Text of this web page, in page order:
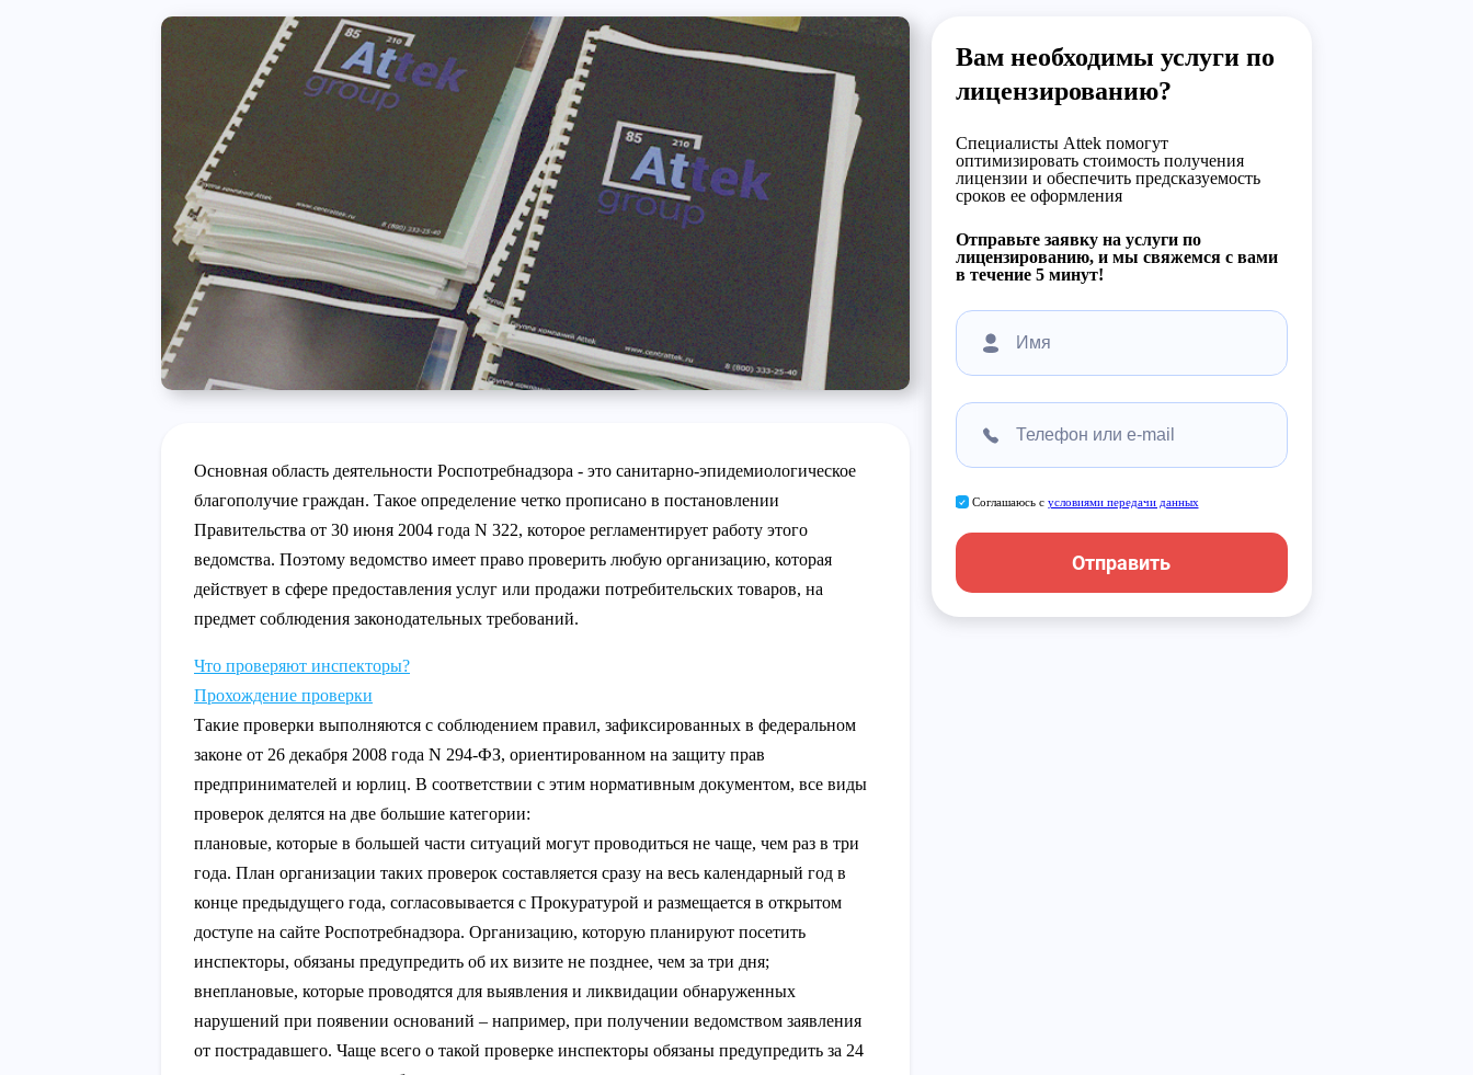
Основная область деятельности Роспотребнадзора - это санитарно-эпидемиологическое
благополучие граждан. Такое определение четко прописано в постановлении
Правительства от 30 июня 2004 года N 322, которое регламентирует работу этого
ведомства. Поэтому ведомство имеет право проверить любую организацию, которая
действует в сфере предоставления услуг или продажи потребительских товаров, на
предмет соблюдения законодательных требований.
Что проверяют инспекторы?
Прохождение проверки
Такие проверки выполняются с соблюдением правил, зафиксированных в федеральном
законе от 26 декабря 2008 года N 294-ФЗ, ориентированном на защиту прав
предпринимателей и юрлиц. В соответствии с этим нормативным документом, все виды
проверок делятся на две большие категории:
плановые, которые в большей части ситуаций могут проводиться не чаще, чем раз в три
года. План организации таких проверок составляется сразу на весь календарный год в
конце предыдущего года, согласовывается с Прокуратурой и размещается в открытом
доступе на сайте Роспотребнадзора. Организацию, которую планируют посетить
инспекторы, обязаны предупредить об их визите не позднее, чем за три дня;
внеплановые, которые проводятся для выявления и ликвидации обнаруженных
нарушений при появении оснований – например, при получении ведомством заявления
от пострадавшего. Чаще всего о такой проверке инспекторы обязаны предупредить за 24
Вам необходимы услуги по
лицензированию?
Специалисты Attek помогут
оптимизировать стоимость получения
лицензии и обеспечить предсказуемость
сроков ее оформления
Отправьте заявку на услуги по
лицензированию, и мы свяжемся с вами
в течение 5 минут!
Соглашаюсь с условиями передачи данных
Отправить